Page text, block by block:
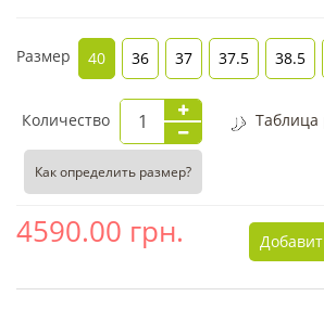
Размер 40 36 37 37.5 38.5
Количество Таблица
Как определить размер?
4590.00 грн.